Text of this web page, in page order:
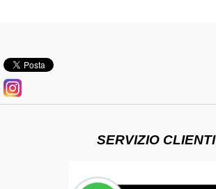
SERVIZIO CLIENTI